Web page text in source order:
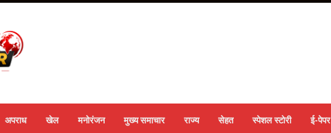
अपराध खेल मनोरंजन मुख्य समाचार राज्य सेहत स्पेशल स्टोरी ई-पेपर